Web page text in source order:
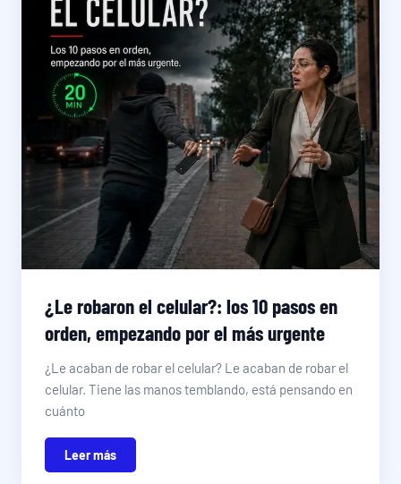
¿Le robaron el celular?: los 10 pasos en
orden, empezando por el más urgente
¿Le acaban de robar el celular? Le acaban de robar el
celular. Tiene las manos temblando, está pensando en
cuánto
Leer más